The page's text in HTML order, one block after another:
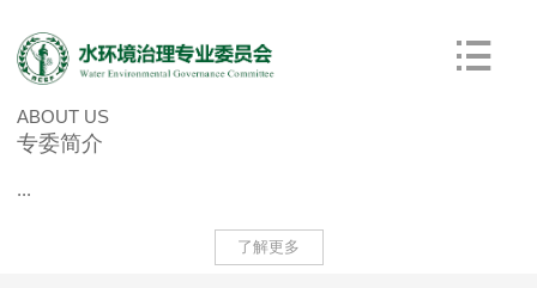
ABOUT US
专委简介
...
了解更多